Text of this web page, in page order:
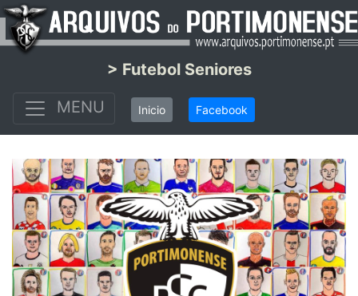
> Futebol Seniores
MENU
Inicio Facebook